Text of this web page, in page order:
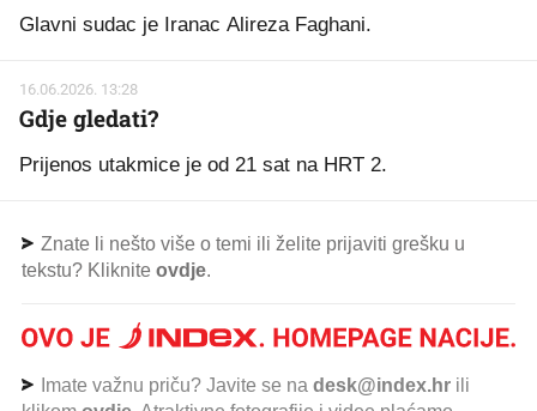
Glavni sudac je Iranac Alireza Faghani.
16.06.2026. 13:28
Gdje gledati?
Prijenos utakmice je od 21 sat na HRT 2.
Znate li nešto više o temi ili želite prijaviti grešku u
tekstu? Kliknite ovdje.
Imate važnu priču? Javite se na desk@index.hr ili